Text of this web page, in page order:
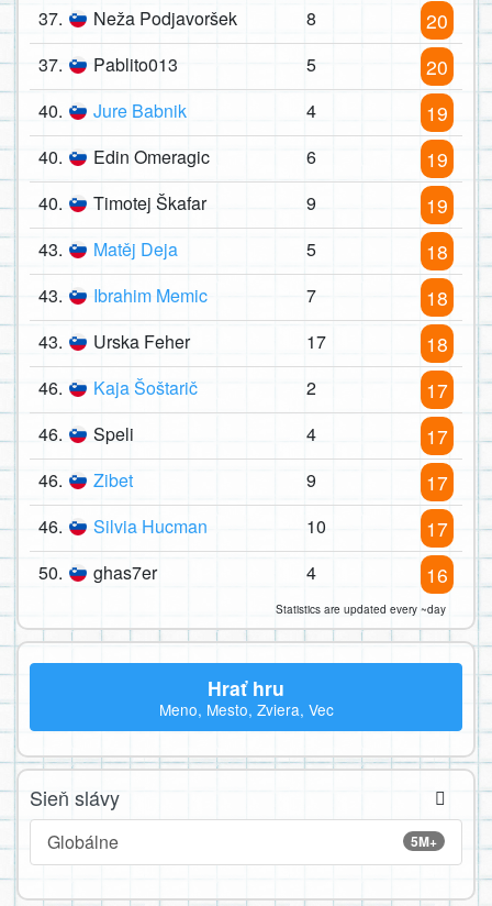
37. Neža Podjavoršek 8 20
37. Pablito013 5 20
40. Jure Babnik 4 19
40. Edin Omeragic 6 19
40. Timotej Škafar 9 19
43. Matěj Deja 5 18
43. Ibrahim Memic 7 18
43. Urska Feher 17 18
46. Kaja Šoštarič 2 17
46. Speli 4 17
46. Zibet 9 17
46. Silvia Hucman 10 17
50. ghas7er 4 16
Statistics are updated every ~day
Hrať hru
Meno, Mesto, Zviera, Vec
Sieň slávy
5M+
Globálne